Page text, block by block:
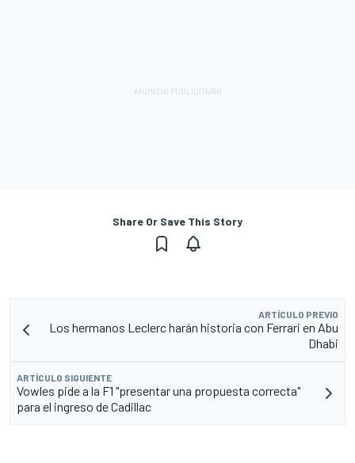
Share Or Save This Story
ARTÍCULO PREVIO
Los hermanos Leclerc harán historia con Ferrari en Abu
Dhabi
ARTÍCULO SIGUIENTE
Vowles pide a la F1 "presentar una propuesta correcta"
para el ingreso de Cadillac